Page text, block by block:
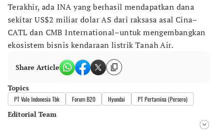
Terakhir, ada INA yang berhasil mendapatkan dana
sekitar US$2 miliar dolar AS dari raksasa asal Cina–
CATL dan CMB International–untuk mengembangkan
ekosistem bisnis kendaraan listrik Tanah Air.
Share Article
Topics
PT Vale Indonesia Tbk Forum B20 Hyundai PT Pertamina (Persero)
Editorial Team